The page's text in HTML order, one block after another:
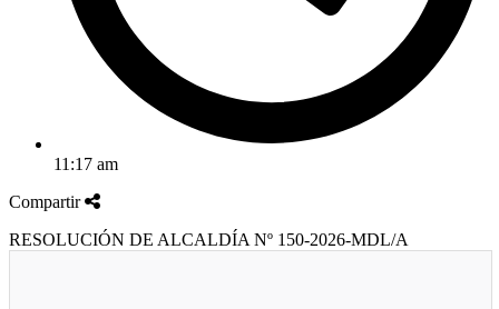
11:17 am
Compartir
RESOLUCIÓN DE ALCALDÍA Nº 150-2026-MDL/A